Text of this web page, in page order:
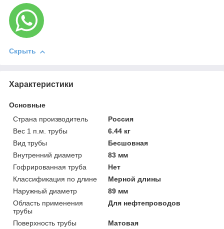
Скрыть
Характеристики
Основные
Страна производитель
Россия
Вес 1 п.м. трубы
6.44 кг
Вид трубы
Бесшовная
Внутренний диаметр
83 мм
Гофрированная труба
Нет
Классификация по длине
Мерной длины
Наружный диаметр
89 мм
Область применения
трубы
Для нефтепроводов
Поверхность трубы
Матовая